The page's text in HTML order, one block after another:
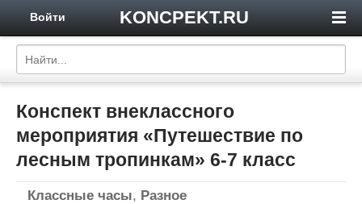
KONCPEKT.RU
Войти
Конспект внеклассного
мероприятия «Путешествие по
лесным тропинкам» 6-7 класс
Классные часы, Разное